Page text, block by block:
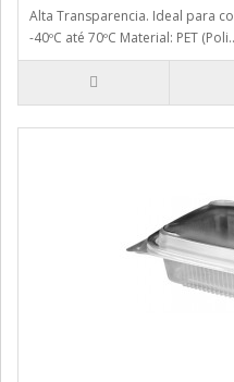
Alta Transparencia. Ideal para
-40ºC até 70ºC Material: PET (Poli..